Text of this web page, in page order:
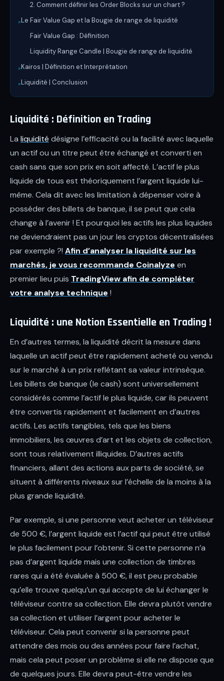
·2. Comment définir les Order Blocks sur un chart ?
▸Le Fair Value Gap et la Bougie de range de liquidité
·Fair Value Gap : Définition
·Liquidity Range Candle | Bougie de range de liquidité
▸Kairos | Définition et Interprétation
▸Liquidité | Conclusion
Liquidité : Définition en Trading
La liquidité désigne l’efficacité ou la facilité avec laquelle
un actif ou un titre peut être échangé et converti en
cash sans que son prix en soit affecté. L’actif le plus
liquide de tous est théoriquement l’argent liquide lui-
même. Cela dit avec les limitation à dépenser voire à
posséder des billets de banque, il se peut que cela
change à l’avenir ! Et pourquoi les actifs les plus liquides
ne deviendraient pas un jour les cryptos décentralisées
par exemple ?! Afin d’analyser la liquidité sur les
marchés, je vous recommande Coinalyze en
premier lieu puis TradingView afin de compléter
votre analyse technique !
Liquidité : une Notion Essentielle en Trading !
En d’autres termes, la liquidité décrit la mesure dans
laquelle un actif peut être rapidement acheté ou vendu
sur le marché à un prix reflétant sa valeur intrinsèque.
Les billets de banque (le cash) sont universellement
considérés comme l’actif le plus liquide, car ils peuvent
être convertis rapidement et facilement en d’autres
actifs. Les actifs tangibles, tels que les biens
immobiliers, les œuvres d’art et les objets de collection,
sont tous relativement illiquides. D’autres actifs
financiers, allant des actions aux parts de société, se
situent à différents niveaux sur l’échelle de la moins à la
plus grande liquidité.
Par exemple, si une personne veut acheter un téléviseur
de 500 €, l’argent liquide est l’actif qui peut être utilisé
le plus facilement pour l’obtenir. Si cette personne n’a
pas d’argent liquide mais une collection de timbres
rares qui a été évaluée à 500 €, il est peu probable
qu’elle trouve quelqu’un qui accepte de lui échanger le
téléviseur contre sa collection. Elle devra plutôt vendre
sa collection et utiliser l’argent pour acheter le
téléviseur. Cela peut convenir si la personne peut
attendre des mois ou des années pour faire l’achat,
mais cela peut poser un problème si elle ne dispose que
de quelques jours. Elle devra peut-être vendre les